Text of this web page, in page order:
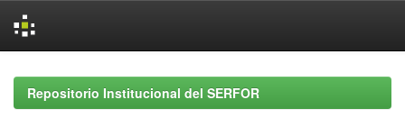
navigationRepositorio Institucional del SERFOR